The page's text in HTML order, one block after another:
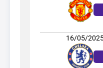
16/05/